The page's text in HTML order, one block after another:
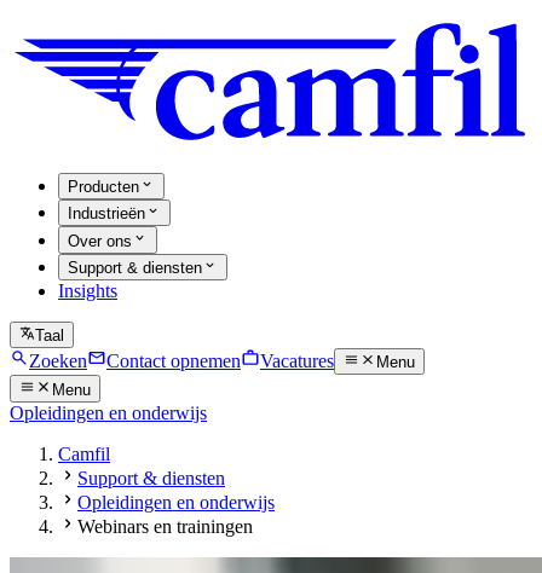
Producten
Industrieën
Over ons
Support & diensten
Insights
Taal
Zoeken Contact opnemen Vacatures
Menu
Menu
Opleidingen en onderwijs
Camfil
Support & diensten
Opleidingen en onderwijs
Webinars en trainingen